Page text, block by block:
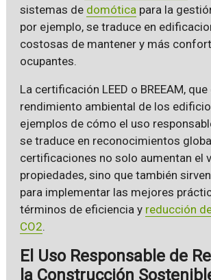
sistemas de domótica para la
por ejemplo, se traduce en
costosas de mantener y más
ocupantes.
La certificación LEED o BREEAM, que
rendimiento ambiental de los
ejemplos de cómo el uso
se traduce en reconocimientos
certificaciones no solo aumentan el
propiedades, sino que también
para implementar las mejores
términos de eficiencia y reducción
CO2.
El Uso Responsable de
la Construcción